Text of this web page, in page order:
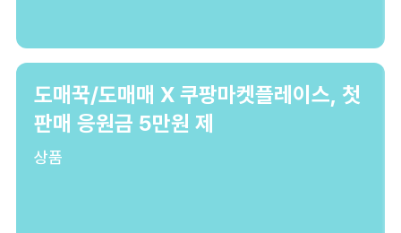
도매꾹/도매매 X 쿠팡마켓플레이스, 첫
판매 응원금 5만원 제
상품